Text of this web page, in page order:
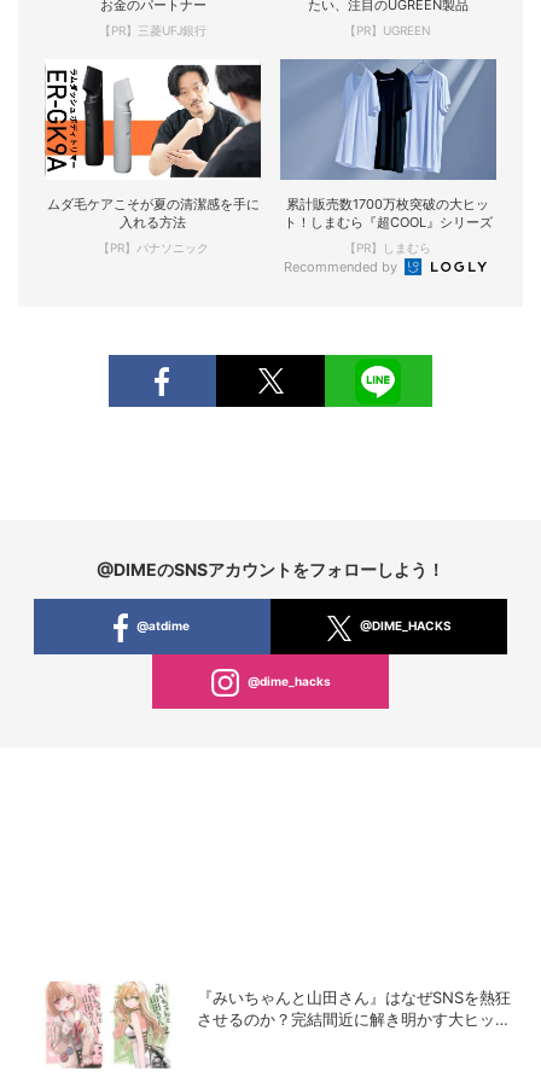
お金のパートナー
【PR】三菱UFJ銀行
たい、注目のUGREEN製品
【PR】UGREEN
ムダ毛ケアこそが夏の清潔感を手に
入れる方法
【PR】パナソニック
累計販売数1700万枚突破の大ヒッ
ト！しまむら『超COOL』シリーズ
【PR】しまむら
Recommended by
@DIMEのSNSアカウントをフォローしよう！
@atdime @DIME_HACKS
@dime_hacks
『みいちゃんと山田さん』はなぜSNSを熱狂
させるのか？完結間近に解き明かす大ヒット